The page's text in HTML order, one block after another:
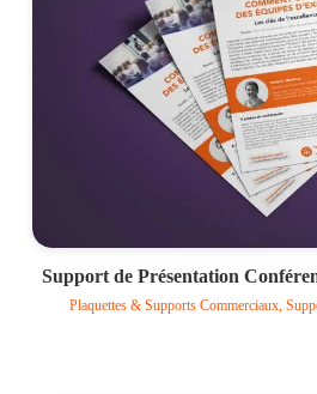
Support de Présentation
Plaquettes & Supports Commerciaux,